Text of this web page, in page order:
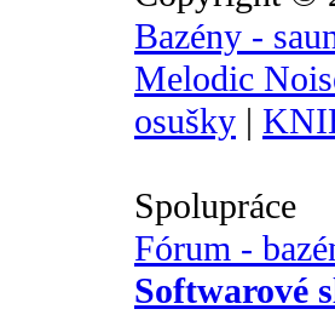
Bazény -
Melodic
osušky |
Spolupráce
Fórum -
Softwarové